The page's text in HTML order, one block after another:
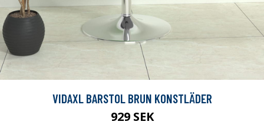
VIDAXL BARSTOL BRUN KONSTLÄDER
929 SEK